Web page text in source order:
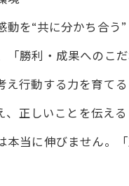
を“共に分かち合う”
勝利・成果へのこだ
行動する力を育てる
正しいことを伝える
当に伸びません。